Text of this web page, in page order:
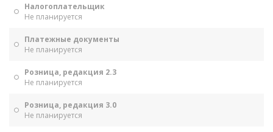
Налогоплательщик
Не планируется
Платежные документы
Не планируется
Розница, редакция 2.3
Не планируется
Розница, редакция 3.0
Не планируется